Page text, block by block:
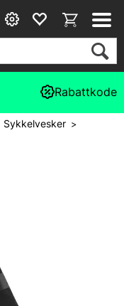
Rabattkode
Sykkelvesker>